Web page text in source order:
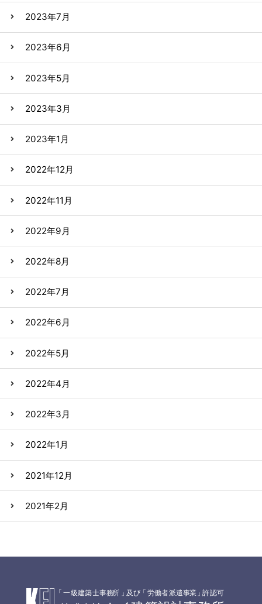
2023年7月
2023年6月
2023年5月
2023年3月
2023年1月
2022年12月
2022年11月
2022年9月
2022年8月
2022年7月
2022年6月
2022年5月
2022年4月
2022年3月
2022年1月
2021年12月
2021年2月
「 一級建築士事務所 」及び「 労働者派遣事業 」許認可